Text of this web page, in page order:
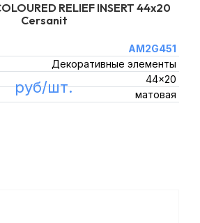
RELIEF INSERT 44x20
Cersanit
AM2G451
Декоративные элементы
44x20
матовая
руб/шт.